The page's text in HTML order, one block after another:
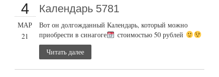
4
МАР
21
Календарь 5781
Вот он долгожданный Календарь, который можно
приобрести в синагоге
стоимостью 50 рублей
Читать далее